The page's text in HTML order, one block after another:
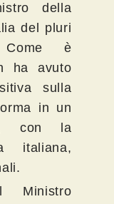
della
del pluri
Come è
ha avuto
sulla
in un
con la
italiana,
Ministro